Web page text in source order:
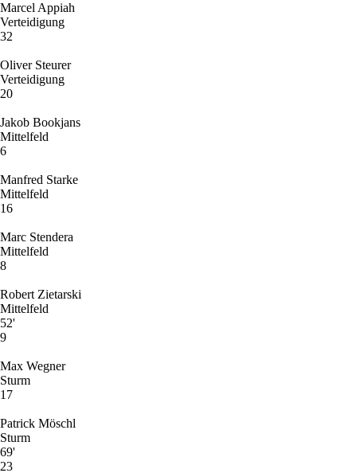
Marcel Appiah
Verteidigung
32
Oliver Steurer
Verteidigung
20
Jakob Bookjans
Mittelfeld
6
Manfred Starke
Mittelfeld
16
Marc Stendera
Mittelfeld
8
Robert Zietarski
Mittelfeld
52'
9
Max Wegner
Sturm
17
Patrick Möschl
Sturm
69'
23